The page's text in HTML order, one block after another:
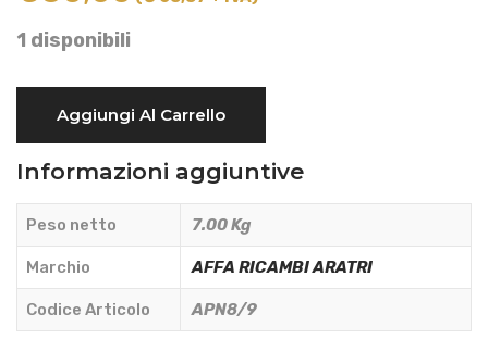
1 disponibili
POSTERIORE
NARDI
15C143
AFFA
RICAMBI
ARATRI
Aggiungi Al Carrello
Informazioni aggiuntive
Peso netto 7.00 Kg
Marchio AFFA RICAMBI ARATRI
Codice Articolo APN8/9